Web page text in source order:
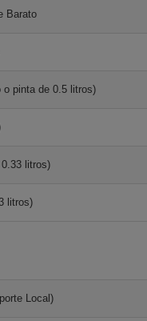
Barato
o pinta de 0.5 litros)
litros)
litros)
Local)